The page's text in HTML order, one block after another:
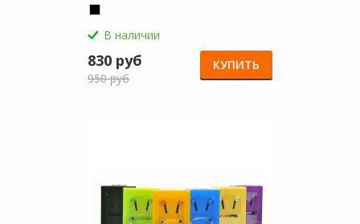
В наличии
830 руб
950 руб
КУПИТЬ